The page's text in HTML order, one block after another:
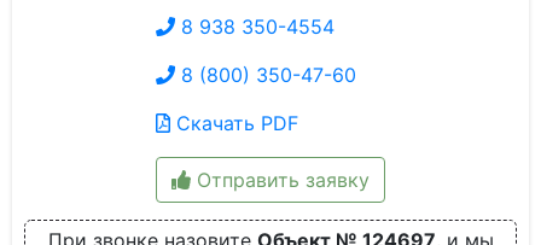
8 938 350-4554
8 (800) 350-47-60
Скачать PDF
Отправить заявку
При звонке назовите Объект № 124697, и мы